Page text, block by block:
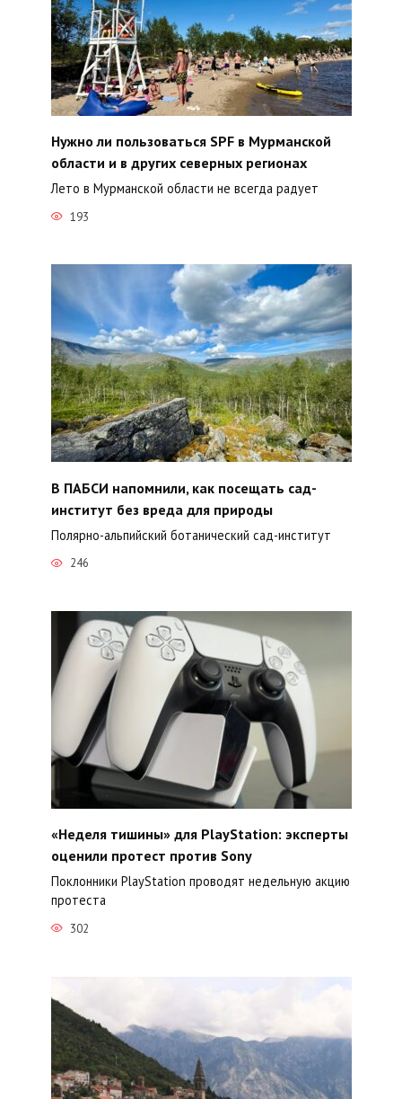
Нужно ли пользоваться SPF в Мурманской
области и в других северных регионах
Лето в Мурманской области не всегда радует
193
В ПАБСИ напомнили, как посещать сад-
институт без вреда для природы
Полярно-альпийский ботанический сад-институт
246
«Неделя тишины» для PlayStation: эксперты
оценили протест против Sony
Поклонники PlayStation проводят недельную акцию
протеста
302